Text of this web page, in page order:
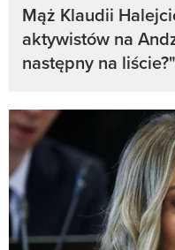
Mąż Klaudii
aktywistów na
następny na liście?"